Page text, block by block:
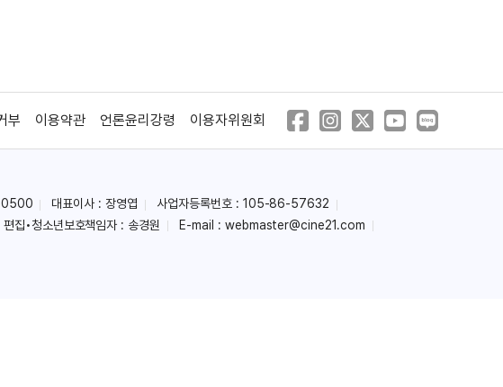
부 이용약관 언론윤리강령 이용자위원회
0500 대표이사 : 장영엽
사업자등록번호 : 105-86-57632
집•청소년보호책임자 : 송경원 E-mail : webmaster@cine21.com